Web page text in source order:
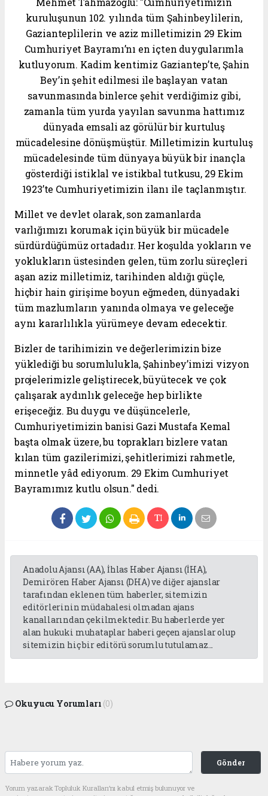
kuruluşunun 102. yılında tüm Şahinbeylilerin,
Gazianteplilerin ve aziz milletimizin 29 Ekim
Cumhuriyet Bayramı’nı en içten duygularımla
kutluyorum. Kadim kentimiz Gaziantep’te, Şahin
Bey’in şehit edilmesi ile başlayan vatan
savunmasında binlerce şehit verdiğimiz gibi,
zamanla tüm yurda yayılan savunma hattımız
dünyada emsali az görülür bir kurtuluş
mücadelesine dönüşmüştür. Milletimizin kurtuluş
mücadelesinde tüm dünyaya büyük bir inançla
gösterdiği istiklal ve istikbal tutkusu, 29 Ekim
1923’te Cumhuriyetimizin ilanı ile taçlanmıştır.
Millet ve devlet olarak, son zamanlarda
varlığımızı korumak için büyük bir mücadele
sürdürdüğümüz ortadadır. Her koşulda yokların ve
yoklukların üstesinden gelen, tüm zorlu süreçleri
aşan aziz milletimiz, tarihinden aldığı güçle,
hiçbir hain girişime boyun eğmeden, dünyadaki
tüm mazlumların yanında olmaya ve geleceğe
aynı kararlılıkla yürümeye devam edecektir.
Bizler de tarihimizin ve değerlerimizin bize
yüklediği bu sorumlulukla, Şahinbey’imizi vizyon
projelerimizle geliştirecek, büyütecek ve çok
çalışarak aydınlık geleceğe hep birlikte
erişeceğiz. Bu duygu ve düşüncelerle,
Cumhuriyetimizin banisi Gazi Mustafa Kemal
başta olmak üzere, bu toprakları bizlere vatan
kılan tüm gazilerimizi, şehitlerimizi rahmetle,
minnetle yâd ediyorum. 29 Ekim Cumhuriyet
Bayramımız kutlu olsun." dedi.
Anadolu Ajansı (AA), İhlas Haber Ajansı (İHA),
Demirören Haber Ajansı (DHA) ve diğer ajanslar
tarafından eklenen tüm haberler, sitemizin
editörlerinin müdahalesi olmadan ajans
kanallarından çekilmektedir. Bu haberlerde yer
alan hukuki muhataplar haberi geçen ajanslar olup
sitemizin hiç bir editörü sorumlu tutulamaz...
Okuyucu Yorumları (0)
Gönder
Yorum yazarak Topluluk Kuralları’nı kabul etmiş bulunuyor ve